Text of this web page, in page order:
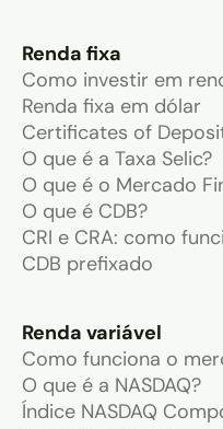
Renda fixa
Como investir em
Renda fixa em dólar
Certificates of
O que é a Taxa Selic?
O que é o Mercado
O que é CDB?
CRI e CRA: como
CDB prefixado
Renda variável
Como funciona o
O que é a NASDAQ?
Índice NASDAQ